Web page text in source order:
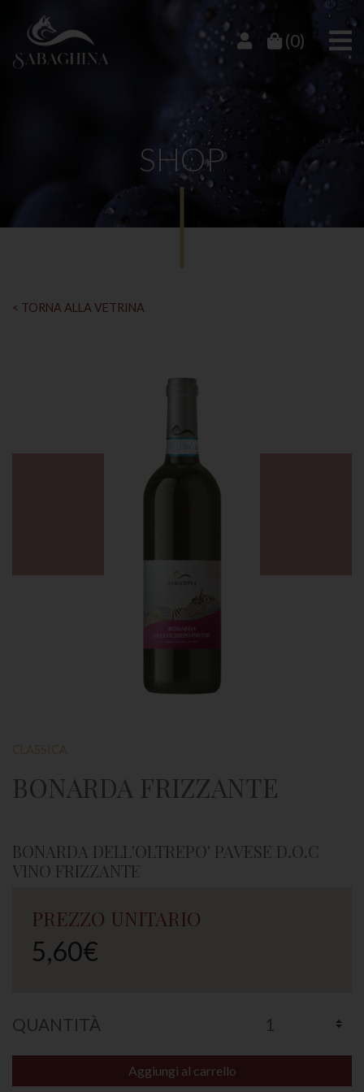
(0)
SHOP
< TORNA ALLA VETRINA
CLASSICA
BONARDA FRIZZANTE
BONARDA DELL'OLTREPO' PAVESE D.O.C
VINO FRIZZANTE
PREZZO UNITARIO
5,60€
QUANTITÀ
Aggiungi al carrello